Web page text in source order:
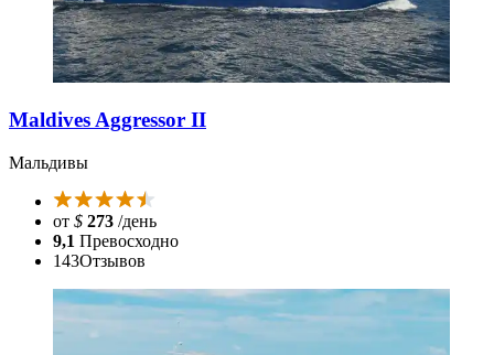
Maldives Aggressor II
Мальдивы
от $ 273 /день
9,1 Превосходно
143Отзывов